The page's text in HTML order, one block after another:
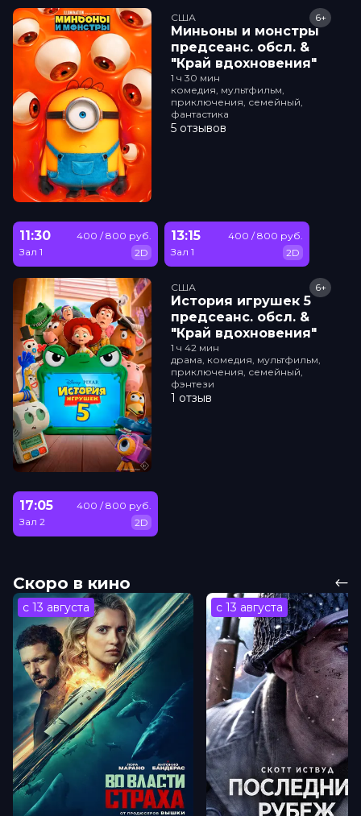
США
Миньоны и монстры
прeдсeанc. обсл. &
"Край вдохновения"
6+
1 ч 30 мин
комедия, мультфильм,
приключения, семейный,
фантастика
5 отзывов
11:30
Зал 1
400 / 800 руб.
2D
13:15
Зал 1
400 / 800 руб.
2D
США
История игрушек 5
прeдсeанc. обсл. &
"Край вдохновения"
6+
1 ч 42 мин
драма, комедия, мультфильм,
приключения, семейный,
фэнтези
1 отзыв
17:05
Зал 2
400 / 800 руб.
2D
Скоро в кино
с 13 августа с 13 августа